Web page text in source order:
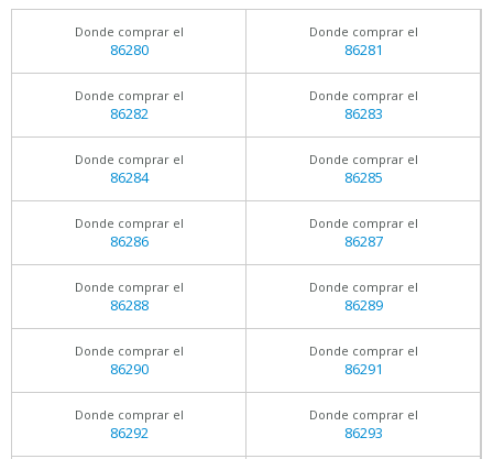
Donde comprar el
86280
Donde comprar el
86281
Donde comprar el
86282
Donde comprar el
86283
Donde comprar el
86284
Donde comprar el
86285
Donde comprar el
86286
Donde comprar el
86287
Donde comprar el
86288
Donde comprar el
86289
Donde comprar el
86290
Donde comprar el
86291
Donde comprar el
86292
Donde comprar el
86293